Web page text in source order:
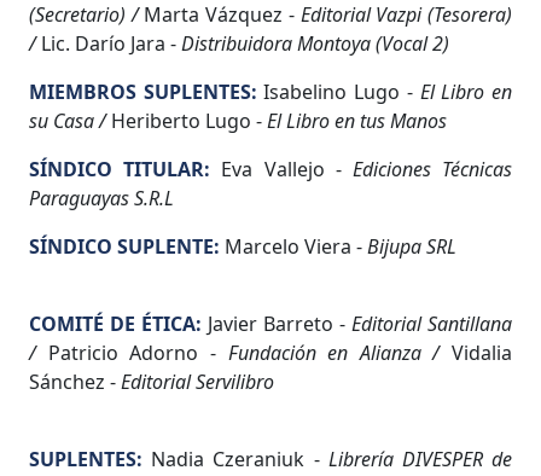
(Secretario) /Marta Vázquez - Editorial Vazpi (Tesorera)
/Lic. Darío Jara -Distribuidora Montoya (Vocal 2)
MIEMBROS SUPLENTES: Isabelino Lugo - El Libro en
su Casa /Heriberto Lugo -El Libro en tus Manos
SÍNDICO TITULAR: Eva Vallejo - Ediciones Técnicas
Paraguayas S.R.L
SÍNDICO SUPLENTE: Marcelo Viera -Bijupa SRL
COMITÉ DE ÉTICA: Javier Barreto - Editorial Santillana
/ Patricio Adorno - Fundación en Alianza / Vidalia
Sánchez -Editorial Servilibro
SUPLENTES: Nadia Czeraniuk - Librería DIVESPER de